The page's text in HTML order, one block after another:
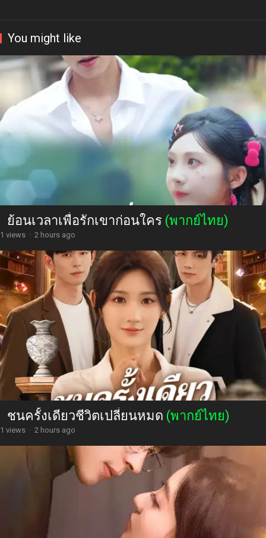
You might like
ย้อนเวลาเพื่อรักเขาก่อนใคร (พากย์ไทย)
1 views · 2 hours ago
ชนครั้งเดียวชีวิตเปลี่ยนหมด (พากย์ไทย)
1 views · 2 hours ago